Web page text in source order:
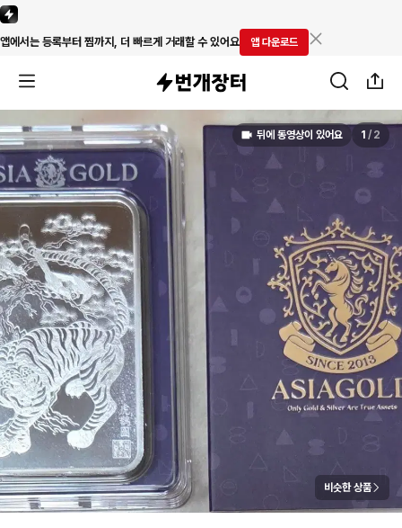
앱에서는 등록부터 찜까지, 더 빠르게 거래할 수 있어요 앱 다운로드
뒤에 동영상이 있어요 1 / 2
비슷한 상품